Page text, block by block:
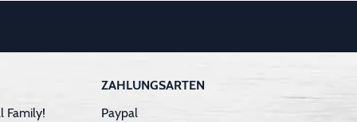
Family!
ZAHLUNGSARTEN
Paypal